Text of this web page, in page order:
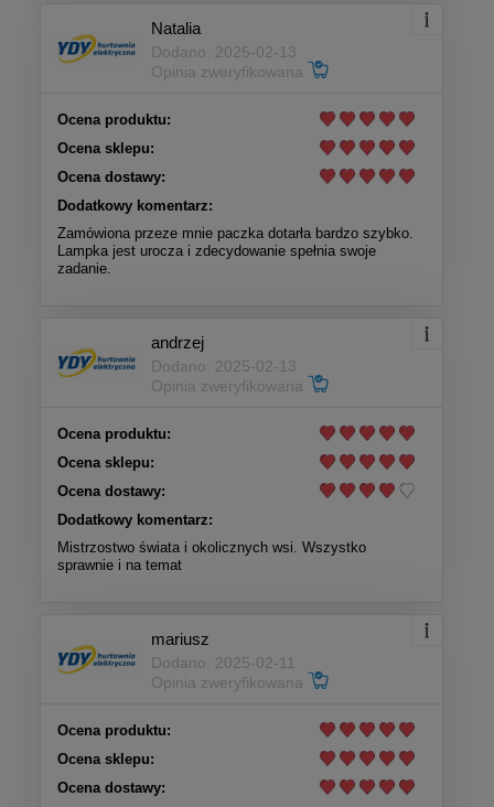
Natalia
Dodano: 2025-02-13
Opinia zweryfikowana
Ocena produktu:
Ocena sklepu:
Ocena dostawy:
Dodatkowy komentarz:
Zamówiona przeze mnie paczka dotarła bardzo szybko.
Lampka jest urocza i zdecydowanie spełnia swoje
zadanie.
andrzej
Dodano: 2025-02-13
Opinia zweryfikowana
Ocena produktu:
Ocena sklepu:
Ocena dostawy:
Dodatkowy komentarz:
Mistrzostwo świata i okolicznych wsi. Wszystko
sprawnie i na temat
mariusz
Dodano: 2025-02-11
Opinia zweryfikowana
Ocena produktu:
Ocena sklepu:
Ocena dostawy: